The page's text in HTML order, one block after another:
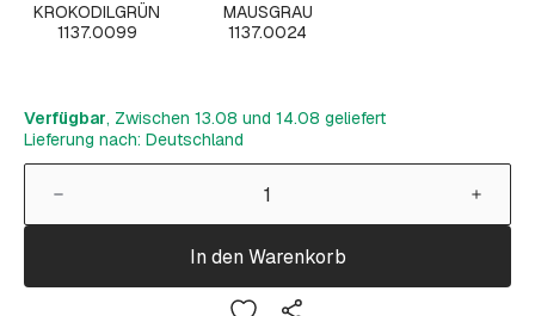
KROKODILGRÜN
1137.0099
MAUSGRAU
1137.0024
Verfügbar, Zwischen 13.08 und 14.08 geliefert
Lieferung nach: Deutschland
In den Warenkorb